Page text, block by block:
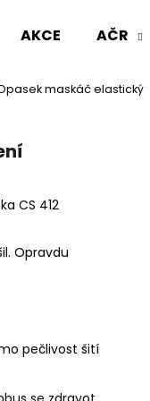
AKCE AČR
maskáč elastický
CS 412
hvězdiček.
Opravdu
hvězdiček.
pečlivost šití